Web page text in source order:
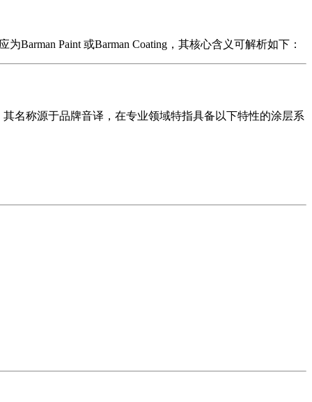
Barman Paint 或Barman Coating，其核心含义可解析如下：
其名称源于品牌音译，在专业领域特指具备以下特性的涂层系